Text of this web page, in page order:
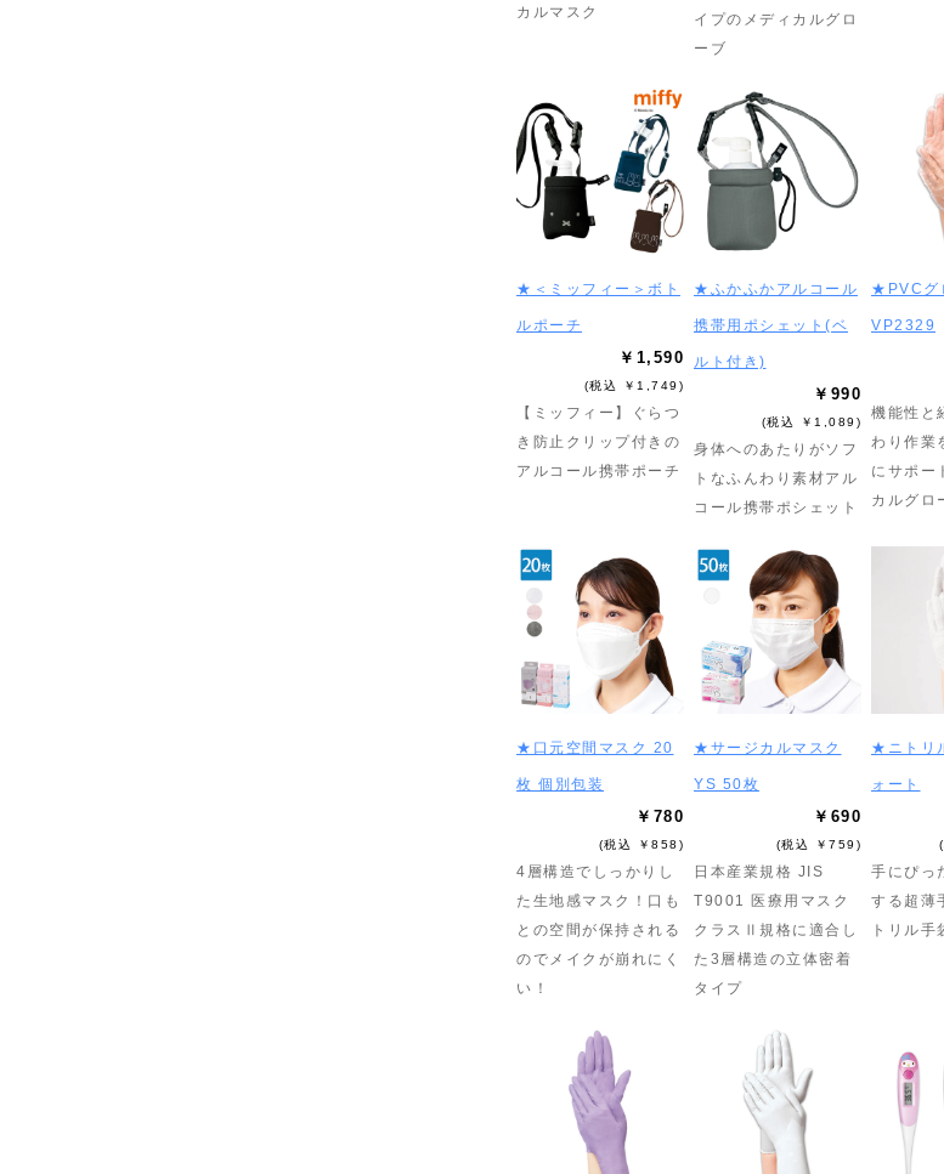
カルマスク
イプのメディカルグロ
ーブ
★＜ミッフィー＞ボト
ルポーチ
￥1,590
(税込 ￥1,749)
【ミッフィー】ぐらつ
き防止クリップ付きの
アルコール携帯ポーチ
★ふかふかアルコール
携帯用ポシェット(ベ
ルト付き)
￥990
(税込 ￥1,089)
身体へのあたりがソフ
トなふんわり素材アル
コール携帯ポシェット
★PVCグ
VP2329
機能性と
わり作業
にサポー
カルグロ
★口元空間マスク 20
枚 個別包装
￥780
(税込 ￥858)
4層構造でしっかりし
た生地感マスク！口も
との空間が保持される
のでメイクが崩れにく
い！
★サージカルマスク
YS 50枚
￥690
(税込 ￥759)
日本産業規格 JIS
T9001 医療用マスク
クラスⅡ規格に適合し
た3層構造の立体密着
タイプ
★ニトリ
ォート
手にぴっ
する超薄
トリル手